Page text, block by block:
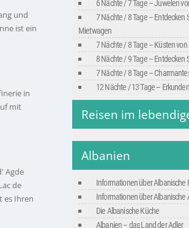
und
ist ein
in
mit
Agde
de
es Ihren
6 Nächte / 7 Tage – Juwelen
7 Nächte / 8 Tage – Entdecken
Mietwagen
7 Nächte / 8 Tage – Küsten von
8 Nächte / 9 Tage – Entdecken
7 Nächte / 8 Tage –
12 Nächte / 13 Tage –
Reisen im
Albanien
Informationen über Albanische
Informationen über Albanische
Die Albanische Küche
Albanien – das Land der Adler